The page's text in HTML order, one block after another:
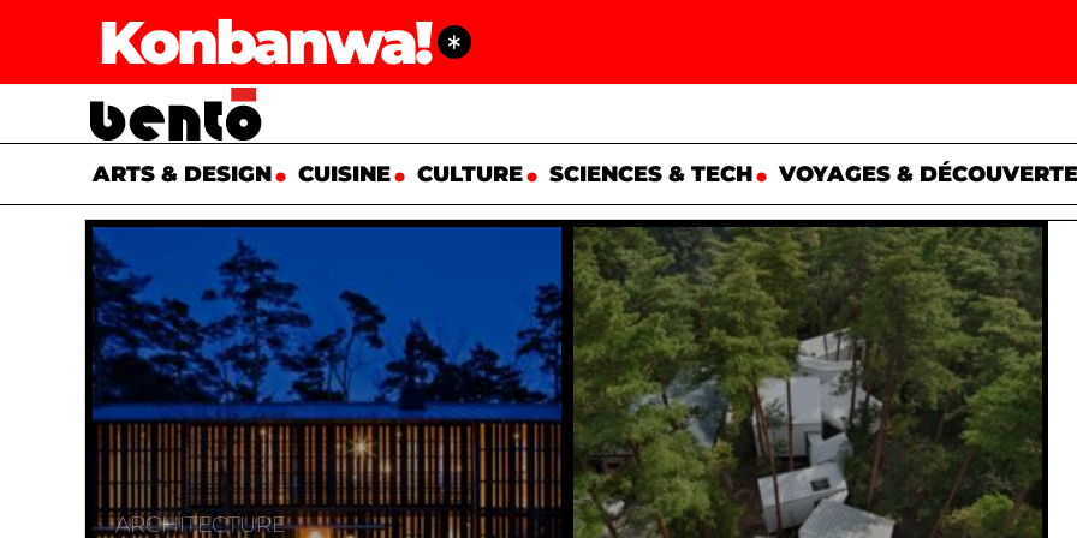
Konbanwa!
ARTS & DESIGN CUISINE CULTURE SCIENCES & TECH VOYAGES &
ARCHITECTURE